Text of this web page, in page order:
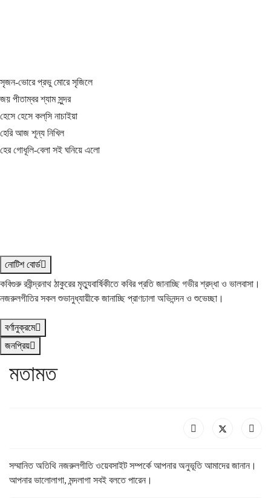
সৃজন-ভোরে প্রভু মোরে সৃজিলে
জয় পীতাম্বর শ্যাম সুন্দর
হেসে হেসে কল্‌সি নাচাইয়া
হেরি আজ শূন্য নিখিল
হের গোধূলি-বেলা সই ঘনিয়ে এলো
নোটিশ বোর্ড
কবিগুরু রবীন্দ্রনাথ ঠাকুরের মৃত্যুবার্ষিকীতে কবির প্রতি জানাচ্ছি গভীর শ্রদ্ধা ও ভালবাসা।
নজরুলগীতির সকল শুভানুধ্যায়ীকে জানাচ্ছি প্রাণঢালা অভিনন্দন ও শুভেচ্ছা।
বর্ণানুক্রমে
জনপ্রিয়
মতামত
সম্মানিত অতিথি নজরুলগীতি ওয়েবসাইট সম্পর্কে আপনার অনুভূতি আমাদের জানান।
আপনার ভালোলাগা, মন্দলাগা সবই বলতে পারেন।